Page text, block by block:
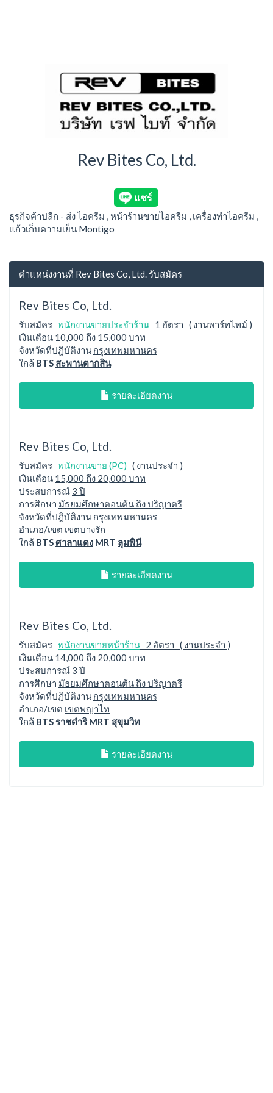
Rev Bites Co, Ltd.
ธุรกิจค้าปลีก - ส่ง ไอครีม , หน้าร้านขายไอครีม , เครื่องทำไอครีม ,
แก้วเก็บความเย็น Montigo
ตำแหน่งงานที่ Rev Bites Co, Ltd. รับสมัคร
Rev Bites Co, Ltd.
รับสมัคร พนักงานขายประจำร้าน 1 อัตรา ( งานพาร์ทไทม์ )
เงินเดือน 10,000 ถึง 15,000 บาท
จังหวัดที่ปฎิบัติงาน กรุงเทพมหานคร
ใกล้ BTS สะพานตากสิน
รายละเอียดงาน
Rev Bites Co, Ltd.
รับสมัคร พนักงานขาย (PC) ( งานประจำ )
เงินเดือน 15,000 ถึง 20,000 บาท
ประสบการณ์ 3 ปี
การศึกษา มัธยมศึกษาตอนต้น ถึง ปริญาตรี
จังหวัดที่ปฎิบัติงาน กรุงเทพมหานคร
อำเภอ/เขต เขตบางรัก
ใกล้ BTSศาลาแดง MRT ลุมพินี
รายละเอียดงาน
Rev Bites Co, Ltd.
รับสมัคร พนักงานขายหน้าร้าน 2 อัตรา ( งานประจำ )
เงินเดือน 14,000 ถึง 20,000 บาท
ประสบการณ์ 3 ปี
การศึกษา มัธยมศึกษาตอนต้น ถึง ปริญาตรี
จังหวัดที่ปฎิบัติงาน กรุงเทพมหานคร
อำเภอ/เขต เขตพญาไท
ใกล้ BTSราชดำริMRT สุขุมวิท
รายละเอียดงาน